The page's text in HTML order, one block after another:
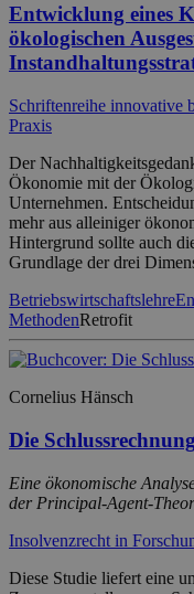
Entwicklung eines
ökologischen
Schriftenreihe innovative
Praxis
Der
Ökonomie mit der
Unternehmen.
mehr aus alleiniger
Hintergrund sollte auch
Grundlage der drei
Betriebswirtschaftslehre
MethodenRetrofit
Cornelius Hänsch
Die
Eine ökonomische
der Principal-Agent-
Insolvenzrecht in
Diese Studie liefert eine